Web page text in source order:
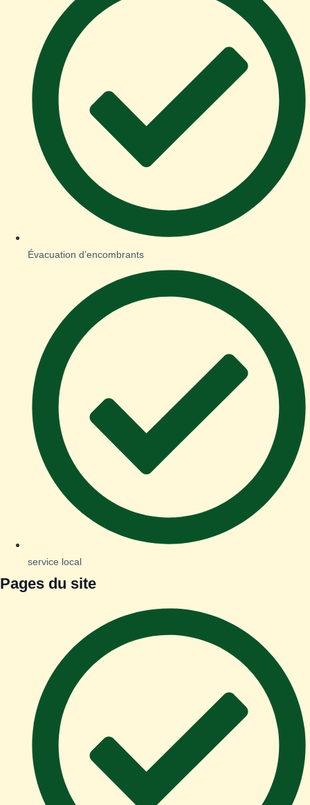
Évacuation d’encombrants
service local
Pages du site